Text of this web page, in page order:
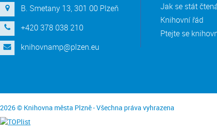
B. Smetany 13, 301 00 Plzeň
+420 378 038 210
knihovnamp@plzen.eu
Jak se stát
Knihovní řád
Ptejte se
2026 © Knihovna města Plzně - Všechna práva vyhrazena